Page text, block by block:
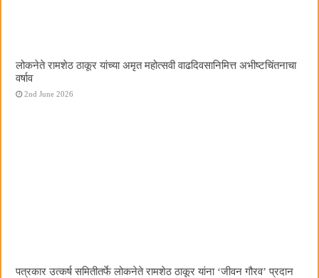
लोकनेते रामशेठ ठाकूर यांच्या अमृत महोत्सवी वाढदिवसानिमित्त अभीष्टचिंतनाचा
वर्षाव
2nd June 2026
पत्रकार उत्कर्ष समितीतर्फे लोकनेते रामशेठ ठाकूर यांना ‌‘जीवन गौरव‌’ प्रदान